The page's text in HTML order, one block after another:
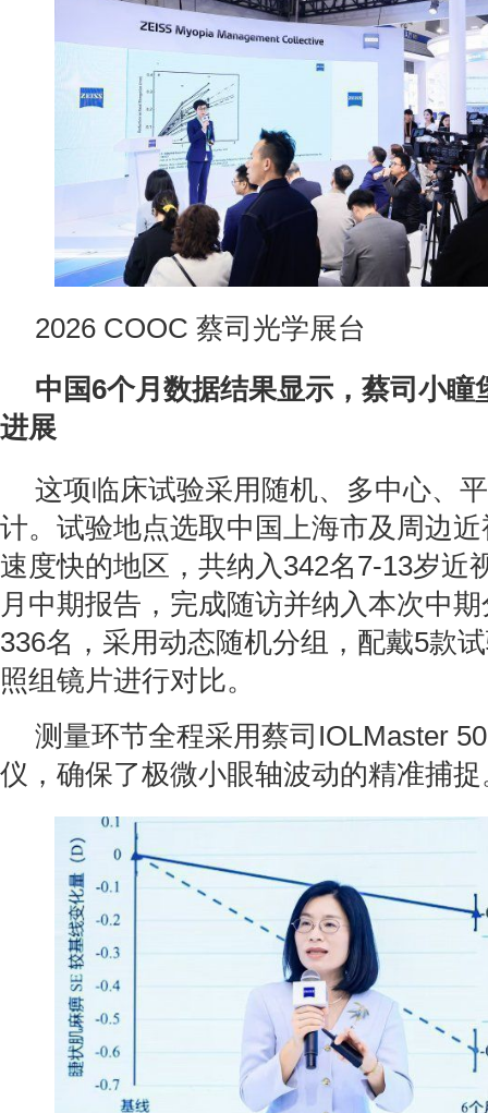
2026 COOC 蔡司光学展台
中国6个月数据结果显示，蔡司小瞳
进展
这项临床试验采用随机、多中心、
计。试验地点选取中国上海市及周边
速度快的地区，共纳入342名7-13岁近
月中期报告，完成随访并纳入本次中
336名，采用动态随机分组，配戴5款
照组镜片进行对比。
测量环节全程采用蔡司IOLMaster
仪，确保了极微小眼轴波动的精准捕捉